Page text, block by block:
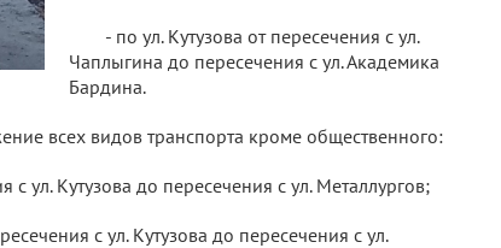
- по ул. Кутузова от пересечения с ул.
Чаплыгина до пересечения с ул. Академика
Бардина.
всех видов транспорта кроме общественного:
с ул. Кутузова до пересечения с ул. Металлургов;
с ул. Кутузова до пересечения с ул.